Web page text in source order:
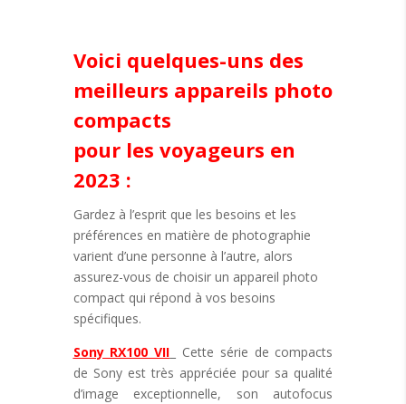
Voici quelques-uns des
meilleurs appareils photo
compacts
pour les voyageurs en
2023 :
Gardez à l’esprit que les besoins et les
préférences en matière de photographie
varient d’une personne à l’autre, alors
assurez-vous de choisir un appareil photo
compact qui répond à vos besoins
spécifiques.
Sony RX100 VII
Cette série de compacts
de Sony est très appréciée pour sa qualité
d’image exceptionnelle, son autofocus